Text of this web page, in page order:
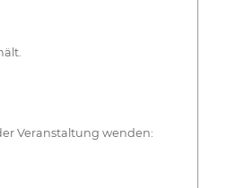
Veranstaltung wenden: